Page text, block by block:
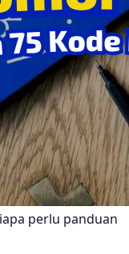
perlu panduan